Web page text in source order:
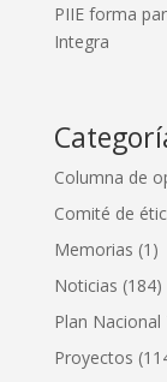
PIIE forma
Integra
Columna de
Comité de
Memorias (1)
Noticias (184)
Plan
Proyectos